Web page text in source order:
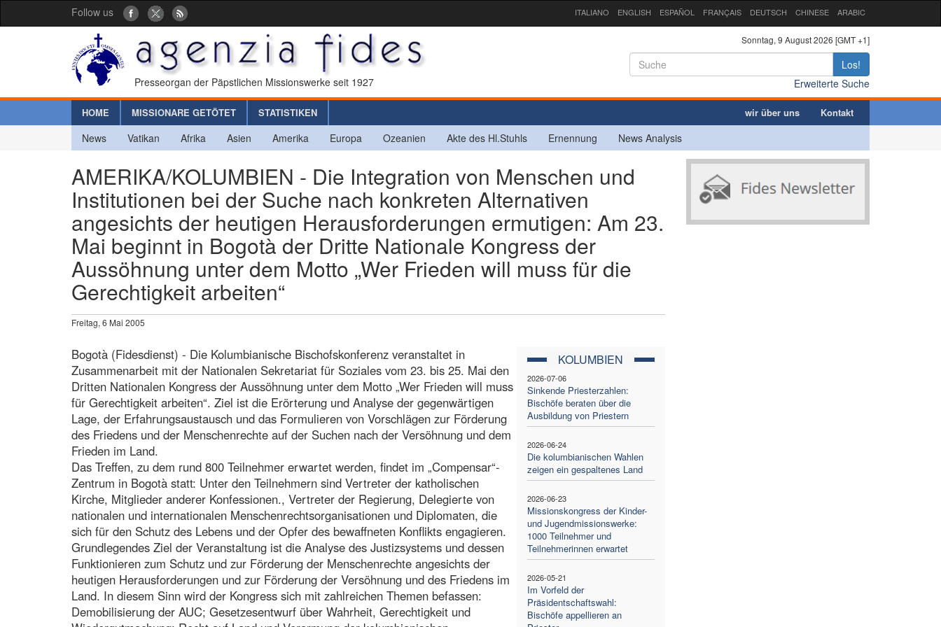
Follow us ITALIANO ENGLISH ESPAÑOL FRANÇAIS DEUTSCH CHINESE ARABIC
Presseorgan der Päpstlichen Missionswerke seit 1927
Sonntag, 9 August 2026 [GMT +1]
Los!
Erweiterte Suche
HOME MISSIONARE GETÖTET STATISTIKEN wir über uns Kontakt
News Vatikan Afrika Asien Amerika Europa Ozeanien Akte des Hl.Stuhls Ernennung News Analysis
AMERIKA/KOLUMBIEN - Die Integration von Menschen und
Institutionen bei der Suche nach konkreten Alternativen
angesichts der heutigen Herausforderungen ermutigen: Am 23.
Mai beginnt in Bogotà der Dritte Nationale Kongress der
Aussöhnung unter dem Motto „Wer Frieden will muss für die
Gerechtigkeit arbeiten“
Freitag, 6 Mai 2005
KOLUMBIEN
2026-07-06
Sinkende Priesterzahlen:
Bischöfe beraten über die
Ausbildung von Priestern
2026-06-24
Die kolumbianischen Wahlen
zeigen ein gespaltenes Land
2026-06-23
Missionskongress der Kinder-
und Jugendmissionswerke:
1000 Teilnehmer und
Teilnehmerinnen erwartet
2026-05-21
Im Vorfeld der
Präsidentschaftswahl:
Bischöfe appellieren an
Bogotà (Fidesdienst) - Die Kolumbianische Bischofskonferenz veranstaltet in
Zusammenarbeit mit der Nationalen Sekretariat für Soziales vom 23. bis 25. Mai den
Dritten Nationalen Kongress der Aussöhnung unter dem Motto „Wer Frieden will muss
für Gerechtigkeit arbeiten“. Ziel ist die Erörterung und Analyse der gegenwärtigen
Lage, der Erfahrungsaustausch und das Formulieren von Vorschlägen zur Förderung
des Friedens und der Menschenrechte auf der Suchen nach der Versöhnung und dem
Frieden im Land.
Das Treffen, zu dem rund 800 Teilnehmer erwartet werden, findet im „Compensar“-
Zentrum in Bogotà statt: Unter den Teilnehmern sind Vertreter der katholischen
Kirche, Mitglieder anderer Konfessionen., Vertreter der Regierung, Delegierte von
nationalen und internationalen Menschenrechtsorganisationen und Diplomaten, die
sich für den Schutz des Lebens und der Opfer des bewaffneten Konflikts engagieren.
Grundlegendes Ziel der Veranstaltung ist die Analyse des Justizsystems und dessen
Funktionieren zum Schutz und zur Förderung der Menschenrechte angesichts der
heutigen Herausforderungen und zur Förderung der Versöhnung und des Friedens im
Land. In diesem Sinn wird der Kongress sich mit zahlreichen Themen befassen:
Demobilisierung der AUC; Gesetzesentwurf über Wahrheit, Gerechtigkeit und